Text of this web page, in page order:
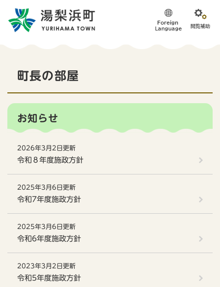
町長の部屋
お知らせ
2026年3月2日更新
令和８年度施政方針
2025年3月6日更新
令和7年度施政方針
2025年3月6日更新
令和6年度施政方針
2023年3月2日更新
令和5年度施政方針